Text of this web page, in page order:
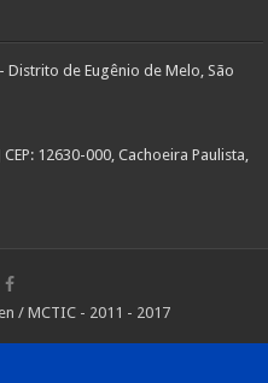
Distrito de Eugênio de Melo, São
12630-000, Cachoeira Paulista,
/ MCTIC - 2011 - 2017